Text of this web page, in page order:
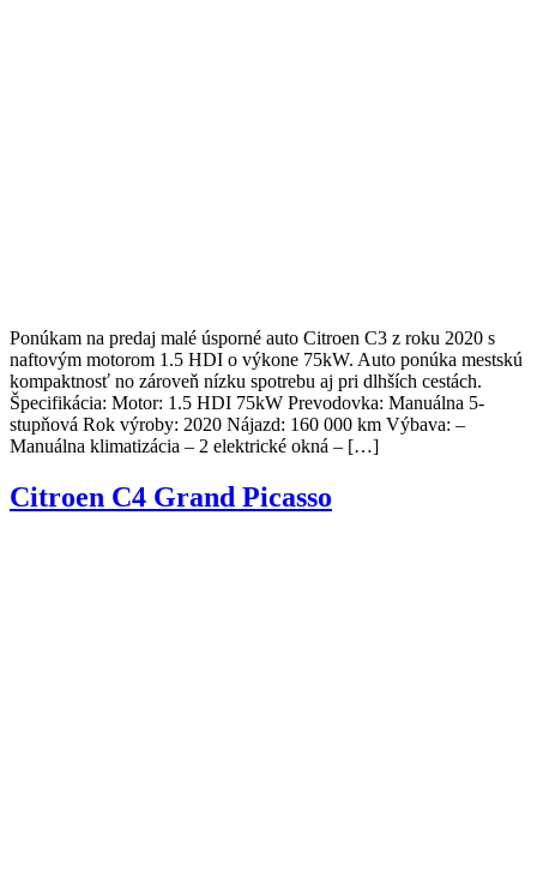
Ponúkam na predaj malé úsporné auto Citroen C3 z roku 2020 s
naftovým motorom 1.5 HDI o výkone 75kW. Auto ponúka mestskú
kompaktnosť no zároveň nízku spotrebu aj pri dlhších cestách.
Špecifikácia: Motor: 1.5 HDI 75kW Prevodovka: Manuálna 5-
stupňová Rok výroby: 2020 Nájazd: 160 000 km Výbava: –
Manuálna klimatizácia – 2 elektrické okná – […]
Citroen C4 Grand Picasso